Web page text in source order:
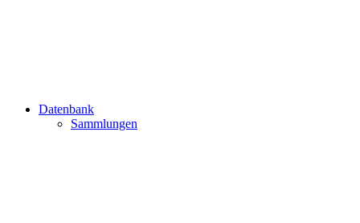
Datenbank
Sammlungen